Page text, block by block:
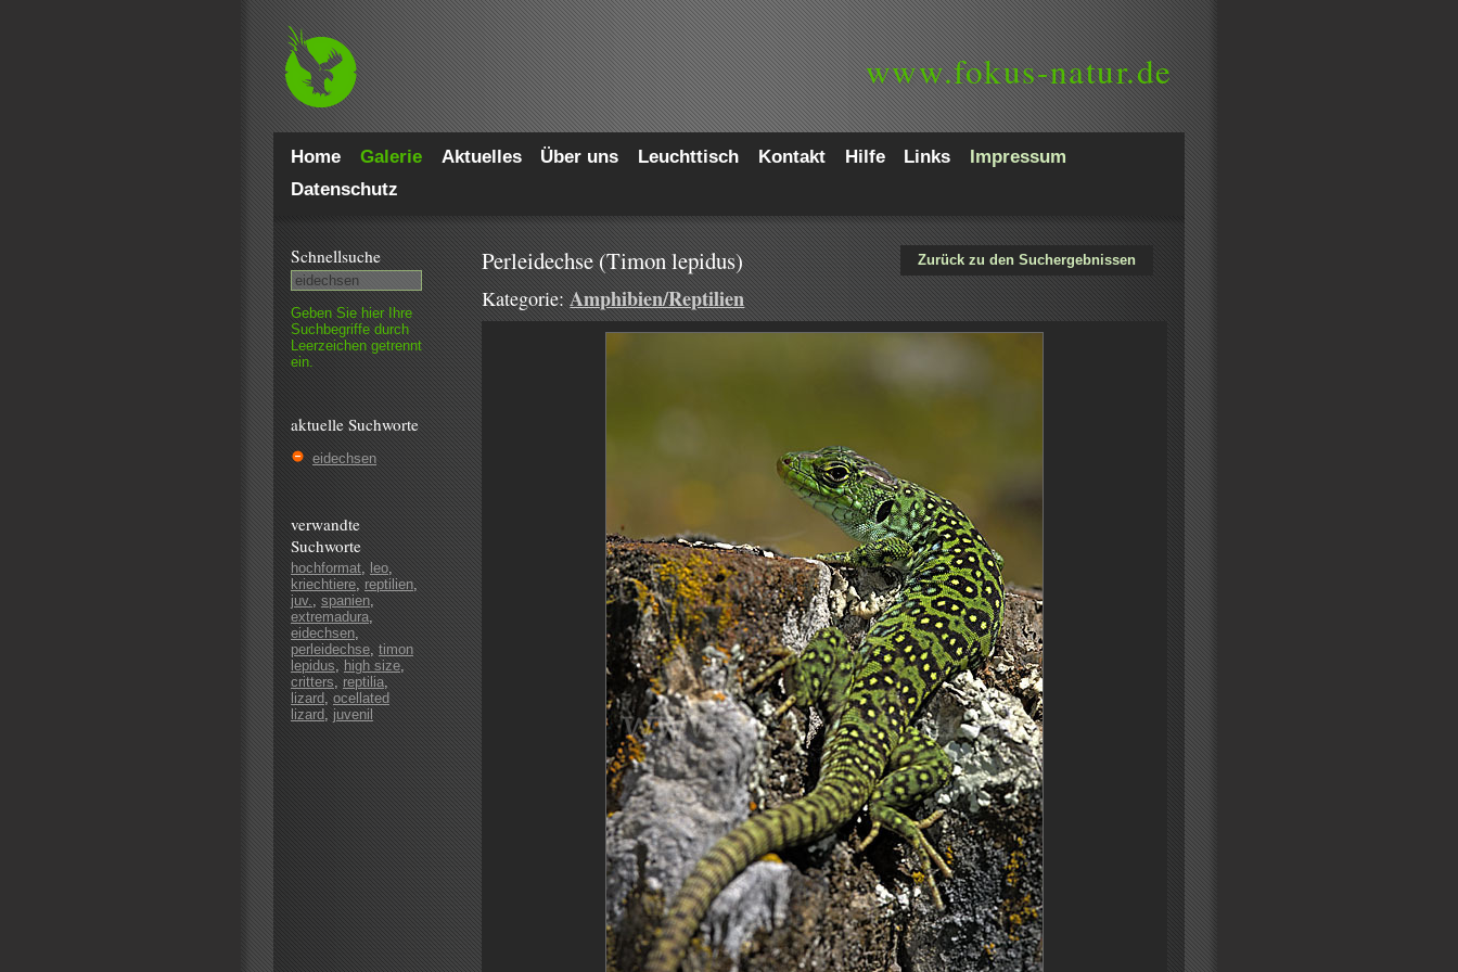
www.fokus-natur.de
Home Galerie Aktuelles Über uns Leuchttisch Kontakt Hilfe Links
Impressum
Datenschutz
Schnell­suche
Geben Sie hier Ihre
Such­begriffe durch
Leer­zeichen getrennt
ein.
aktuelle Suchworte
eidechsen
verwandte
Suchworte
hochformat, leo,
kriechtiere, reptilien,
juv., spanien,
extremadura,
eidechsen,
perleidechse, timon
lepidus, high size,
critters, reptilia,
lizard, ocellated
lizard, juvenil
Zurück zu den Suchergebnissen
Perleidechse (Timon lepidus)
Kategorie:Amphibien/Reptilien